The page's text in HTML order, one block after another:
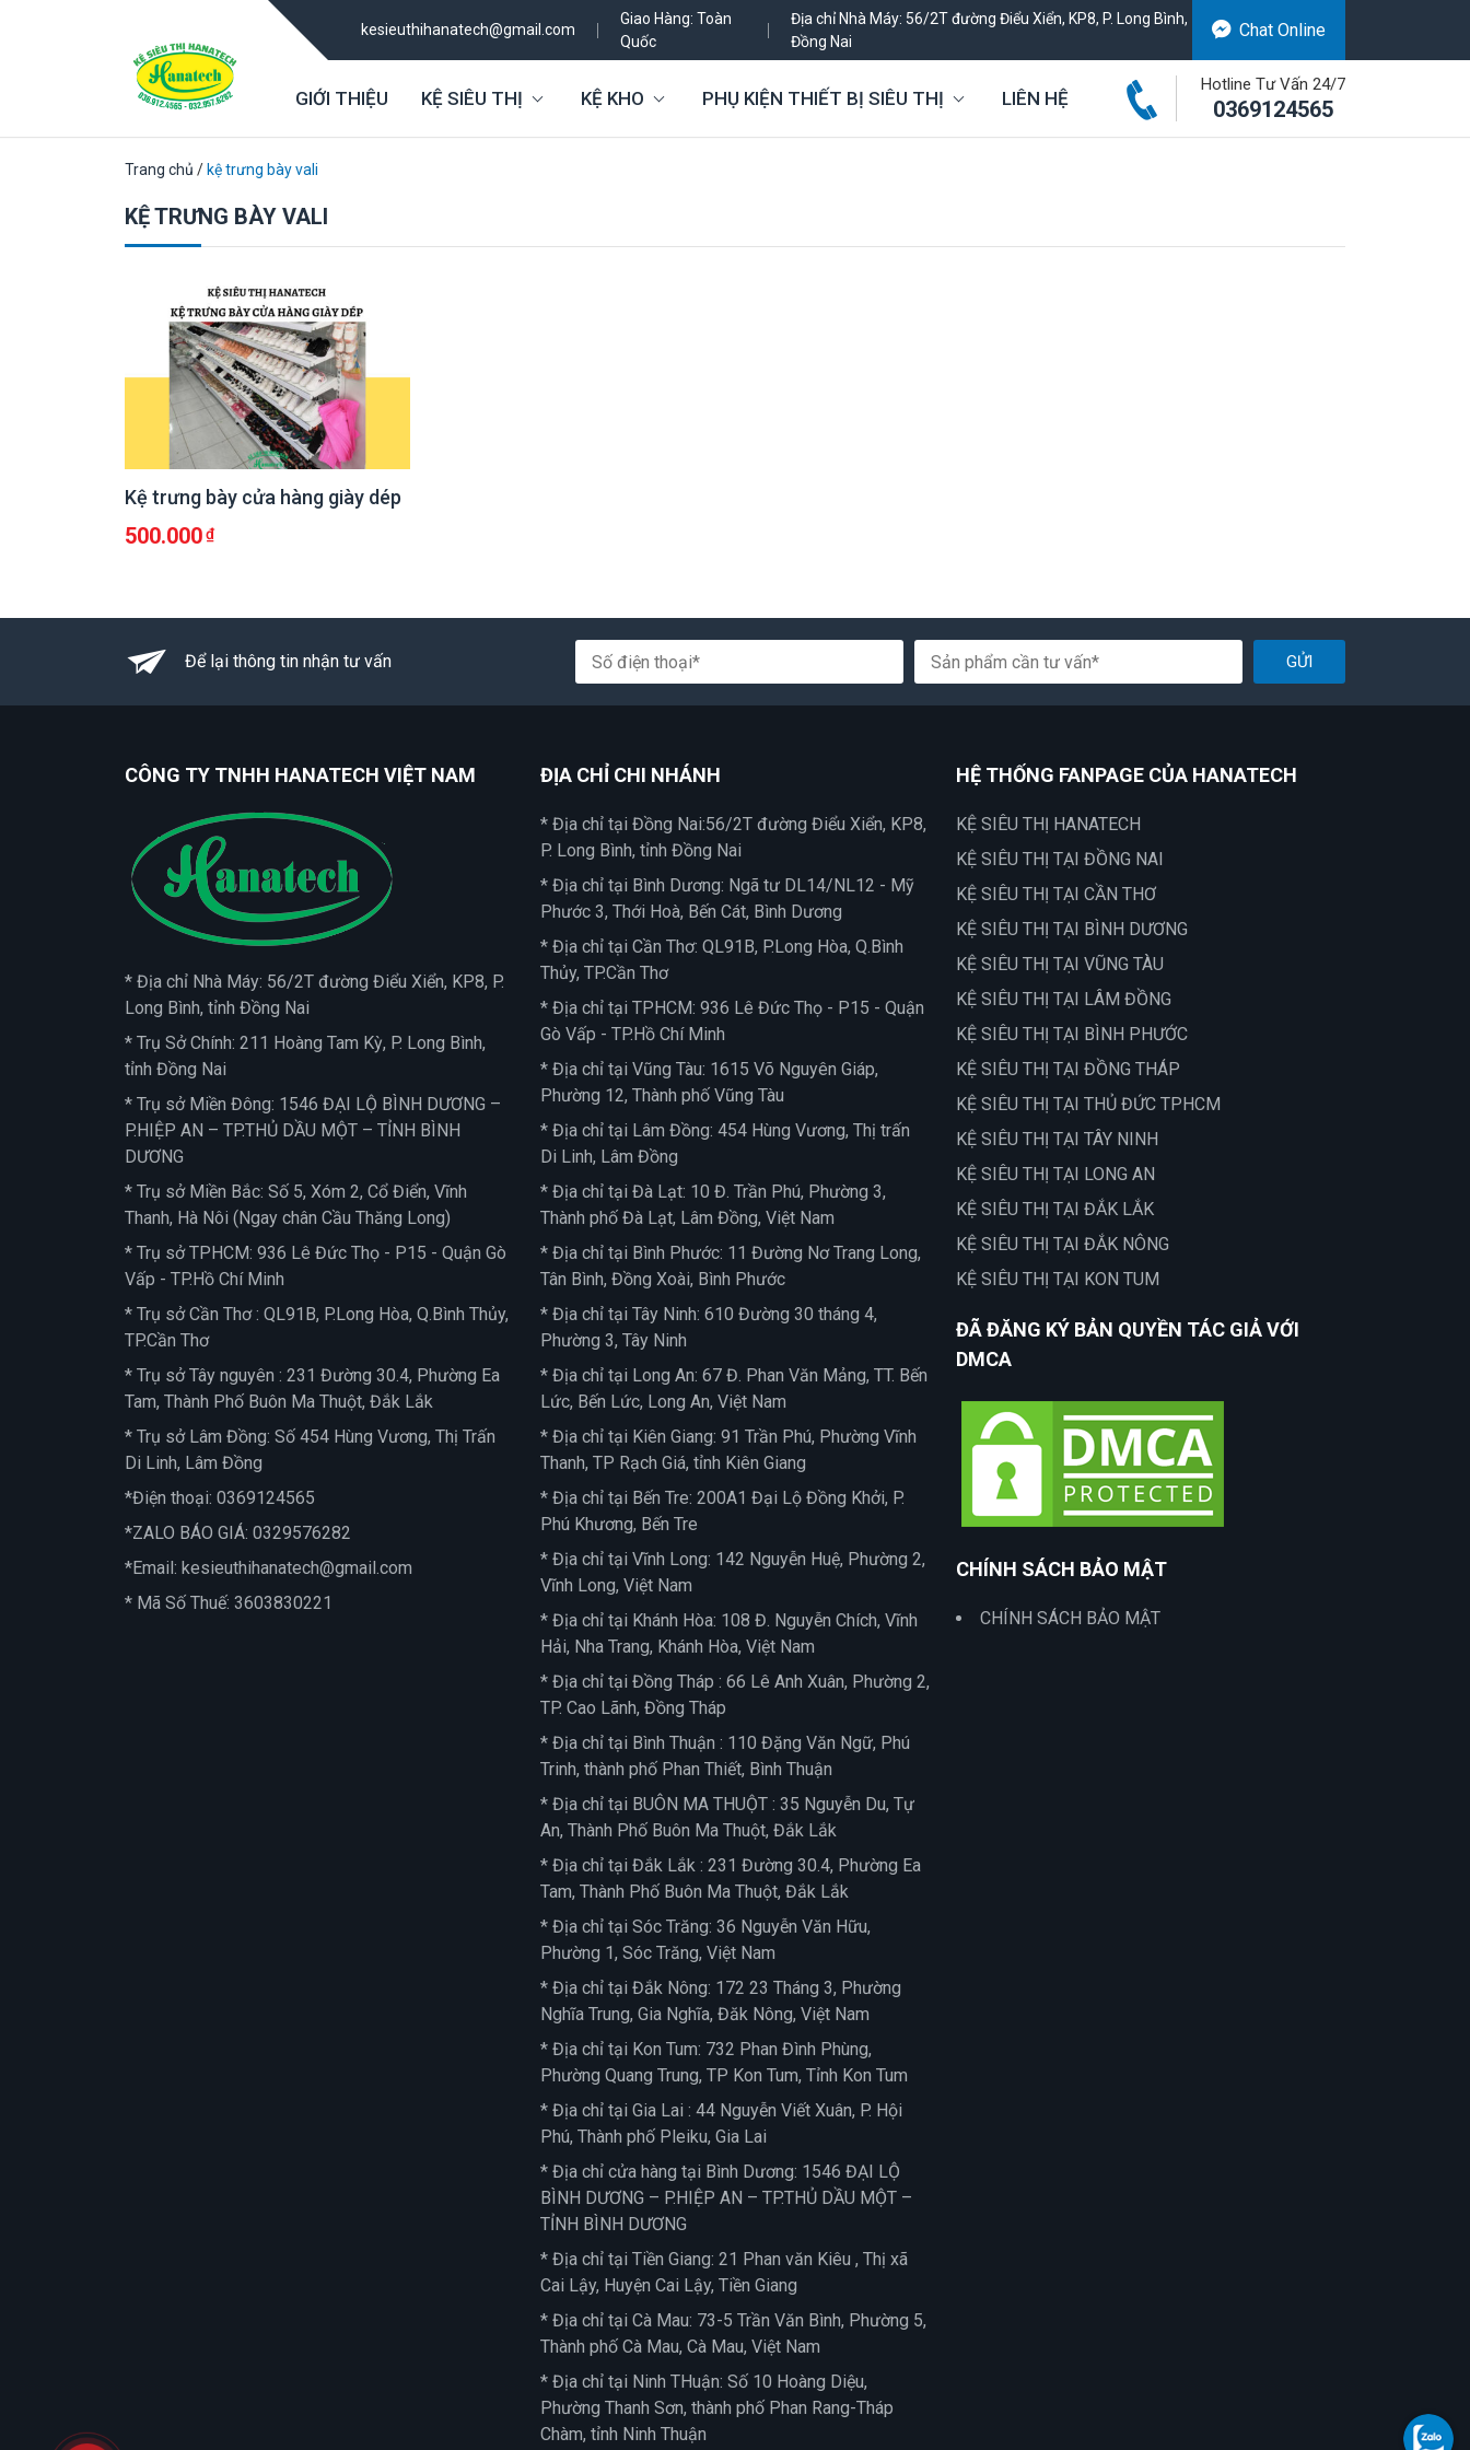
kesieuthihanatech@gmail.com
Giao Hàng: Toàn
Quốc
Địa chỉ Nhà Máy: 56/2T đường Điểu Xiển, KP8, P. Long Bình,
Đồng Nai
Chat Online
GIỚI THIỆU KỆ SIÊU THỊ KỆ KHO PHỤ KIỆN THIẾT BỊ SIÊU THỊ LIÊN HỆ
Hotline Tư Vấn 24/7
0369124565
Trang chủ / kệ trưng bày vali
KỆ TRƯNG BÀY VALI
Kệ trưng bày cửa hàng giày dép
500.000
Để lại thông tin nhận tư vấn GỬI
CÔNG TY TNHH HANATECH VIỆT NAM
* Địa chỉ Nhà Máy: 56/2T đường Điểu Xiển, KP8, P.
Long Bình, tỉnh Đồng Nai
* Trụ Sở Chính: 211 Hoàng Tam Kỳ, P. Long Bình,
tỉnh Đồng Nai
* Trụ sở Miền Đông: 1546 ĐẠI LỘ BÌNH DƯƠNG –
P.HIỆP AN – TP.THỦ DẦU MỘT – TỈNH BÌNH
DƯƠNG
* Trụ sở Miền Bắc: Số 5, Xóm 2, Cổ Điển, Vĩnh
Thanh, Hà Nôi (Ngay chân Cầu Thăng Long)
* Trụ sở TPHCM: 936 Lê Đức Thọ - P15 - Quận Gò
Vấp - TP.Hồ Chí Minh
* Trụ sở Cần Thơ : QL91B, P.Long Hòa, Q.Bình Thủy,
TP.Cần Thơ
* Trụ sở Tây nguyên : 231 Đường 30.4, Phường Ea
Tam, Thành Phố Buôn Ma Thuột, Đắk Lắk
* Trụ sở Lâm Đồng: Số 454 Hùng Vương, Thị Trấn
Di Linh, Lâm Đồng
*Điện thoại: 0369124565
*ZALO BÁO GIÁ: 0329576282
*Email: kesieuthihanatech@gmail.com
* Mã Số Thuế: 3603830221
ĐỊA CHỈ CHI NHÁNH
* Địa chỉ tại Đồng Nai:56/2T đường Điểu Xiển, KP8,
P. Long Bình, tỉnh Đồng Nai
* Địa chỉ tại Bình Dương: Ngã tư DL14/NL12 - Mỹ
Phước 3, Thới Hoà, Bến Cát, Bình Dương
* Địa chỉ tại Cần Thơ: QL91B, P.Long Hòa, Q.Bình
Thủy, TP.Cần Thơ
* Địa chỉ tại TPHCM: 936 Lê Đức Thọ - P15 - Quận
Gò Vấp - TP.Hồ Chí Minh
* Địa chỉ tại Vũng Tàu: 1615 Võ Nguyên Giáp,
Phường 12, Thành phố Vũng Tàu
* Địa chỉ tại Lâm Đồng: 454 Hùng Vương, Thị trấn
Di Linh, Lâm Đồng
* Địa chỉ tại Đà Lạt: 10 Đ. Trần Phú, Phường 3,
Thành phố Đà Lạt, Lâm Đồng, Việt Nam
* Địa chỉ tại Bình Phước: 11 Đường Nơ Trang Long,
Tân Bình, Đồng Xoài, Bình Phước
* Địa chỉ tại Tây Ninh: 610 Đường 30 tháng 4,
Phường 3, Tây Ninh
* Địa chỉ tại Long An: 67 Đ. Phan Văn Mảng, TT. Bến
Lức, Bến Lức, Long An, Việt Nam
* Địa chỉ tại Kiên Giang: 91 Trần Phú, Phường Vĩnh
Thanh, TP Rạch Giá, tỉnh Kiên Giang
* Địa chỉ tại Bến Tre: 200A1 Đại Lộ Đồng Khởi, P.
Phú Khương, Bến Tre
* Địa chỉ tại Vĩnh Long: 142 Nguyễn Huệ, Phường 2,
Vĩnh Long, Việt Nam
* Địa chỉ tại Khánh Hòa: 108 Đ. Nguyễn Chích, Vĩnh
Hải, Nha Trang, Khánh Hòa, Việt Nam
* Địa chỉ tại Đồng Tháp : 66 Lê Anh Xuân, Phường 2,
TP. Cao Lãnh, Đồng Tháp
* Địa chỉ tại Bình Thuận : 110 Đặng Văn Ngữ, Phú
Trinh, thành phố Phan Thiết, Bình Thuận
* Địa chỉ tại BUÔN MA THUỘT : 35 Nguyễn Du, Tự
An, Thành Phố Buôn Ma Thuột, Đắk Lắk
* Địa chỉ tại Đắk Lắk : 231 Đường 30.4, Phường Ea
Tam, Thành Phố Buôn Ma Thuột, Đắk Lắk
* Địa chỉ tại Sóc Trăng: 36 Nguyễn Văn Hữu,
Phường 1, Sóc Trăng, Việt Nam
* Địa chỉ tại Đắk Nông: 172 23 Tháng 3, Phường
Nghĩa Trung, Gia Nghĩa, Đăk Nông, Việt Nam
* Địa chỉ tại Kon Tum: 732 Phan Đình Phùng,
Phường Quang Trung, TP Kon Tum, Tỉnh Kon Tum
* Địa chỉ tại Gia Lai : 44 Nguyễn Viết Xuân, P. Hội
Phú, Thành phố Pleiku, Gia Lai
* Địa chỉ cửa hàng tại Bình Dương: 1546 ĐẠI LỘ
BÌNH DƯƠNG – P.HIỆP AN – TP.THỦ DẦU MỘT –
TỈNH BÌNH DƯƠNG
* Địa chỉ tại Tiền Giang: 21 Phan văn Kiêu , Thị xã
Cai Lậy, Huyện Cai Lậy, Tiền Giang
* Địa chỉ tại Cà Mau: 73-5 Trần Văn Bình, Phường 5,
Thành phố Cà Mau, Cà Mau, Việt Nam
* Địa chỉ tại Ninh THuận: Số 10 Hoàng Diệu,
Phường Thanh Sơn, thành phố Phan Rang-Tháp
Chàm, tỉnh Ninh Thuận
HỆ THỐNG FANPAGE CỦA HANATECH
KỆ SIÊU THỊ HANATECH
KỆ SIÊU THỊ TẠI ĐỒNG NAI
KỆ SIÊU THỊ TẠI CẦN THƠ
KỆ SIÊU THỊ TẠI BÌNH DƯƠNG
KỆ SIÊU THỊ TẠI VŨNG TÀU
KỆ SIÊU THỊ TẠI LÂM ĐỒNG
KỆ SIÊU THỊ TẠI BÌNH PHƯỚC
KỆ SIÊU THỊ TẠI ĐỒNG THÁP
KỆ SIÊU THỊ TẠI THỦ ĐỨC TPHCM
KỆ SIÊU THỊ TẠI TÂY NINH
KỆ SIÊU THỊ TẠI LONG AN
KỆ SIÊU THỊ TẠI ĐẮK LẮK
KỆ SIÊU THỊ TẠI ĐẮK NÔNG
KỆ SIÊU THỊ TẠI KON TUM
ĐÃ ĐĂNG KÝ BẢN QUYỀN TÁC GIẢ VỚI
DMCA
CHÍNH SÁCH BẢO MẬT
CHÍNH SÁCH BẢO MẬT